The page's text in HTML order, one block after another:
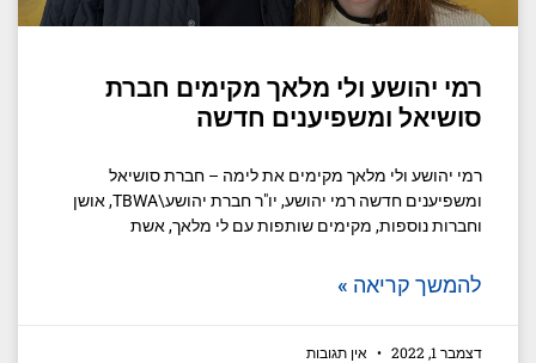
רמי יהושע ולי מלאך מקימים חברת
סושיאל ומשפיענים חדשה
רמי יהושע ולי מלאך מקימים את לימה – חברת סושיאל
ומשפיענים חדשה רמי יהושע, יו"ר חברת יהושע\TBWA, אושן
וחברות נוספות, מקימים שותפות עם לי מלאך, אשת
להמשך קריאה »
דצמבר 1, 2022 אין תגובות